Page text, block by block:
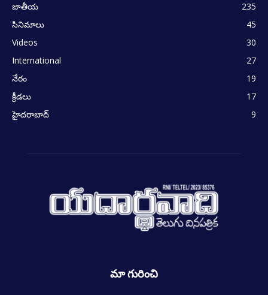
జాతీయ
235
సినిమాలు
45
Videos
30
International
27
నేరం
19
క్రీడలు
17
హైదరాబాద్
9
మా గురించి